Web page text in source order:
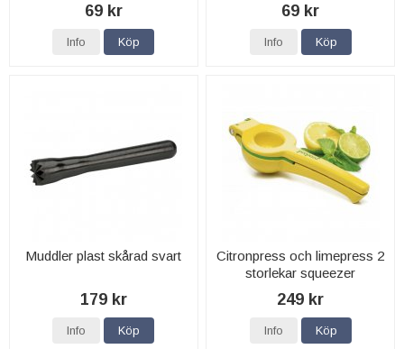
69 kr
Info Köp
69 kr
Info Köp
Muddler plast skårad svart
179 kr
Info Köp
Citronpress och limepress 2
storlekar squeezer
249 kr
Info Köp